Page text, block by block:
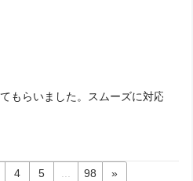
もらいました。スムーズに対応して
4 5 98 »